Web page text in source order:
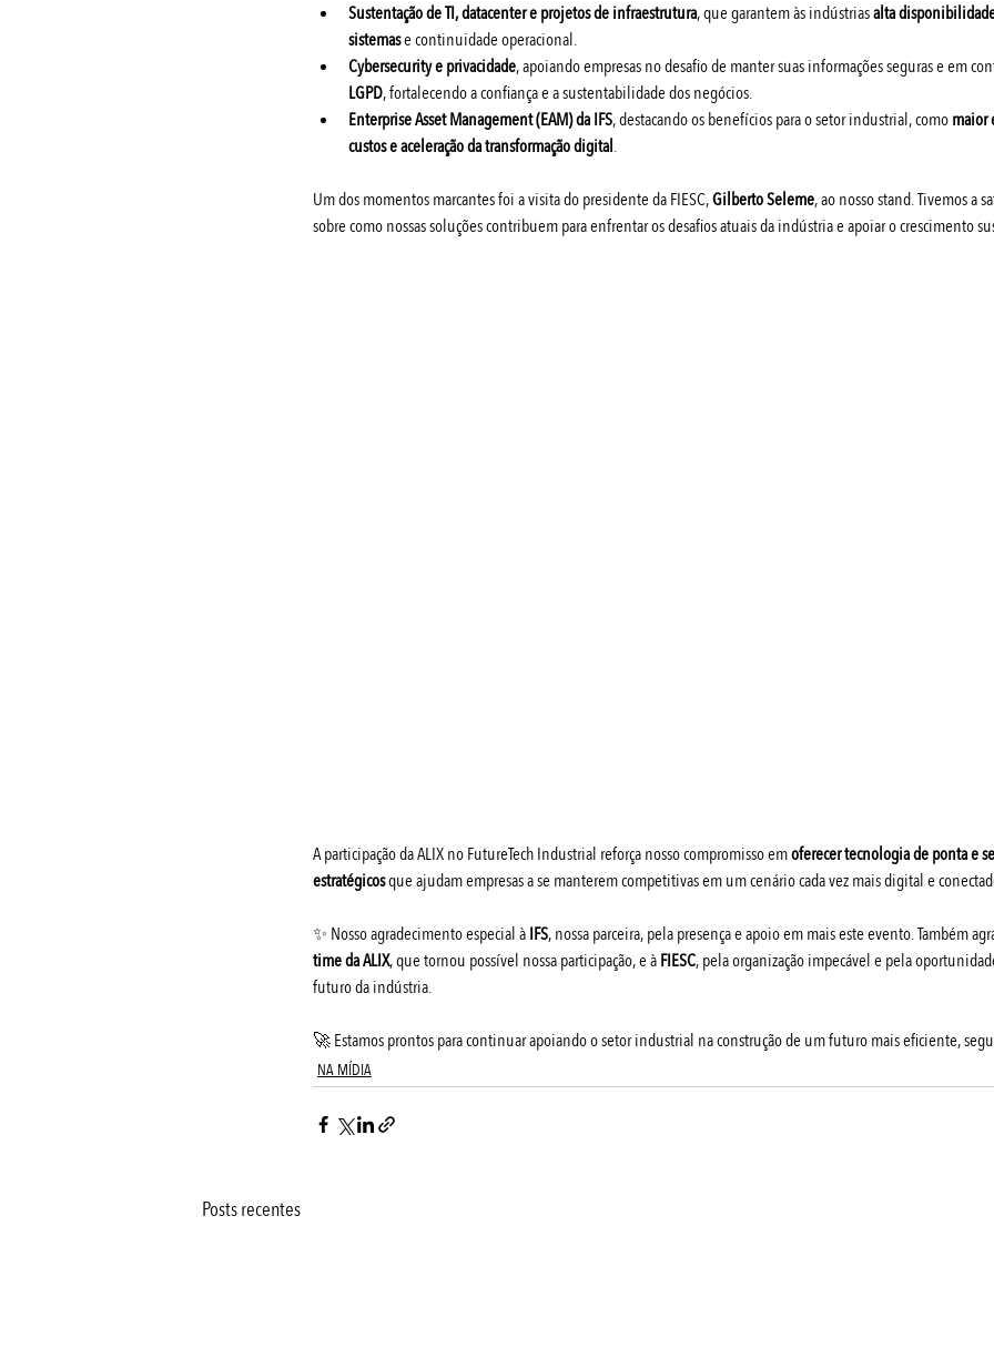
Sustentação de TI, datacenter e projetos de infraestrutura, que garantem às indústrias alta
sistemas e continuidade operacional.
Cybersecurity e privacidade, apoiando empresas no desafio de manter suas informações seguras e em
LGPD, fortalecendo a confiança e a sustentabilidade dos negócios.
Enterprise Asset Management (EAM) da IFS, destacando os benefícios para o setor industrial, como maior
custos e aceleração da transformação digital.
Um dos momentos marcantes foi a visita do presidente da FIESC, Gilberto Seleme, ao nosso stand. Tivemos a
sobre como nossas soluções contribuem para enfrentar os desafios atuais da indústria e apoiar o crescimento
A participação da ALIX no FutureTech Industrial reforça nosso compromisso em oferecer tecnologia de ponta e
estratégicos que ajudam empresas a se manterem competitivas em um cenário cada vez mais digital e
✨ Nosso agradecimento especial à IFS, nossa parceira, pela presença e apoio em mais este evento. Também
time da ALIX, que tornou possível nossa participação, e à FIESC, pela organização impecável e pela
futuro da indústria.
🚀 Estamos prontos para continuar apoiando o setor industrial na construção de um futuro mais eficiente,
NA MÍDIA
Posts recentes